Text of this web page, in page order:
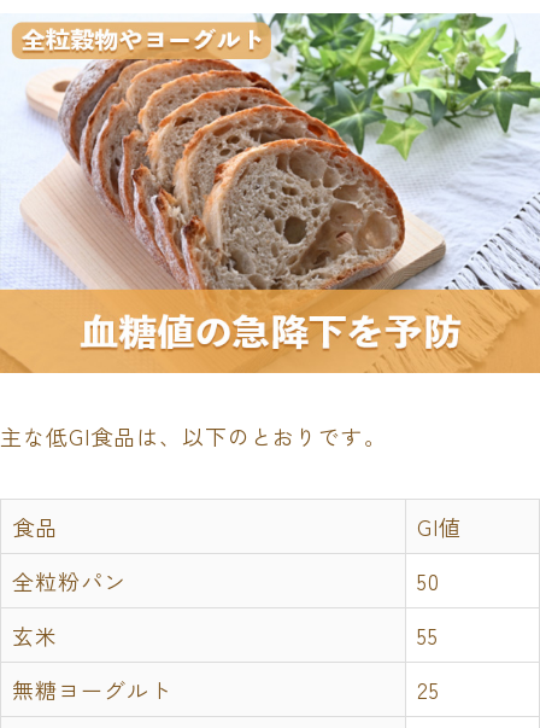
主な低GI食品は、以下のとおりです。
食品
GI値
全粒粉パン
50
玄米
55
無糖ヨーグルト
25